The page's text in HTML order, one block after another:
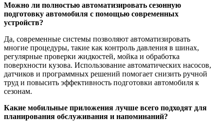
Можно ли полностью автоматизировать сезонную
подготовку автомобиля с помощью современных
устройств?
Да, современные системы позволяют автоматизировать
многие процедуры, такие как контроль давления в шинах,
регулярные проверки жидкостей, мойка и обработка
поверхности кузова. Использование автоматических насосов,
датчиков и программных решений помогает снизить ручной
труд и повысить эффективность подготовки автомобиля к
сезонам.
Какие мобильные приложения лучше всего подходят для
планирования обслуживания и напоминаний?